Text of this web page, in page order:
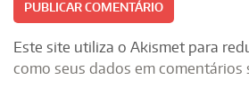
Este site utiliza o Akismet para
como seus dados em comentários